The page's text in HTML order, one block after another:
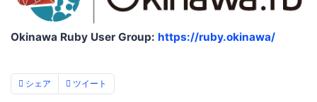
Okinawa Ruby User Group: https://ruby.okinawa/
シェア ツイート